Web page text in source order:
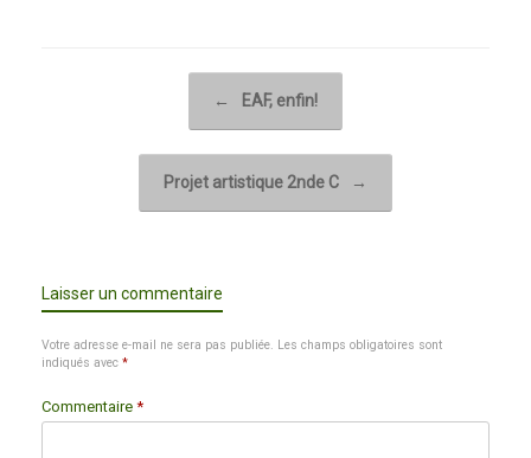
← EAF, enfin!
Projet artistique 2nde C →
Laisser un commentaire
Votre adresse e-mail ne sera pas publiée. Les champs obligatoires sont
indiqués avec *
Commentaire *